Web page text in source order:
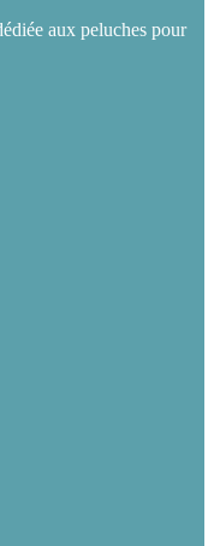
aux peluches pour